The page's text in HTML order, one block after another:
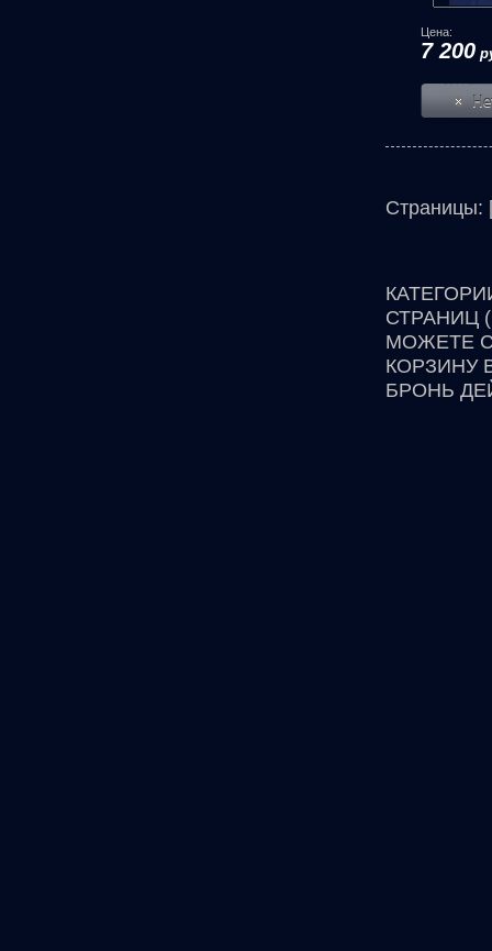
Цена:
7 200
Страницы:
СТРАНИЦ
МОЖЕТЕ
КОРЗИНУ
БРОНЬ